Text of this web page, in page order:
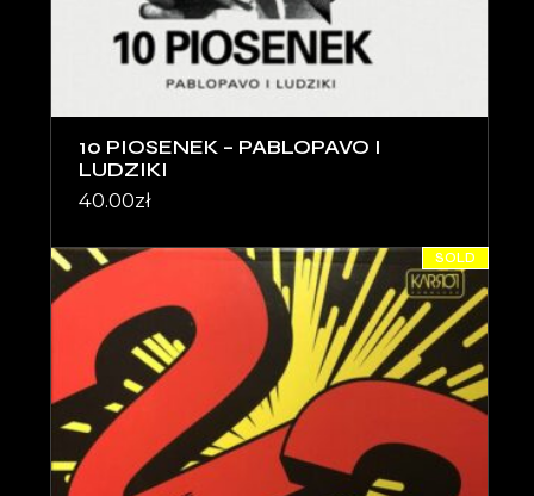
10 PIOSENEK – PABLOPAVO I
LUDZIKI
40.00zł
SOLD